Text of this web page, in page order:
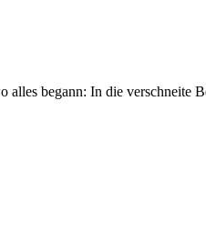
begann: In die verschneite